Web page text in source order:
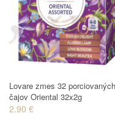
Lovare zmes 32 porciovaných
čajov Oriental 32x2g
2.90 €